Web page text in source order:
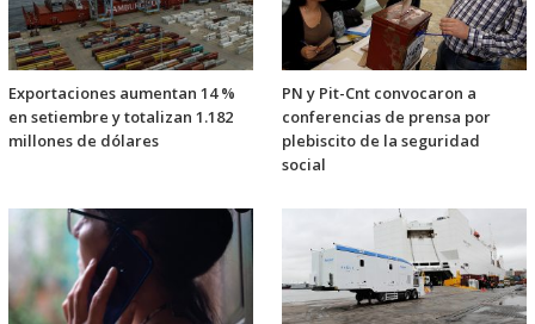
Exportaciones aumentan 14 %
en setiembre y totalizan 1.182
millones de dólares
PN y Pit-Cnt convocaron a
conferencias de prensa por
plebiscito de la seguridad
social